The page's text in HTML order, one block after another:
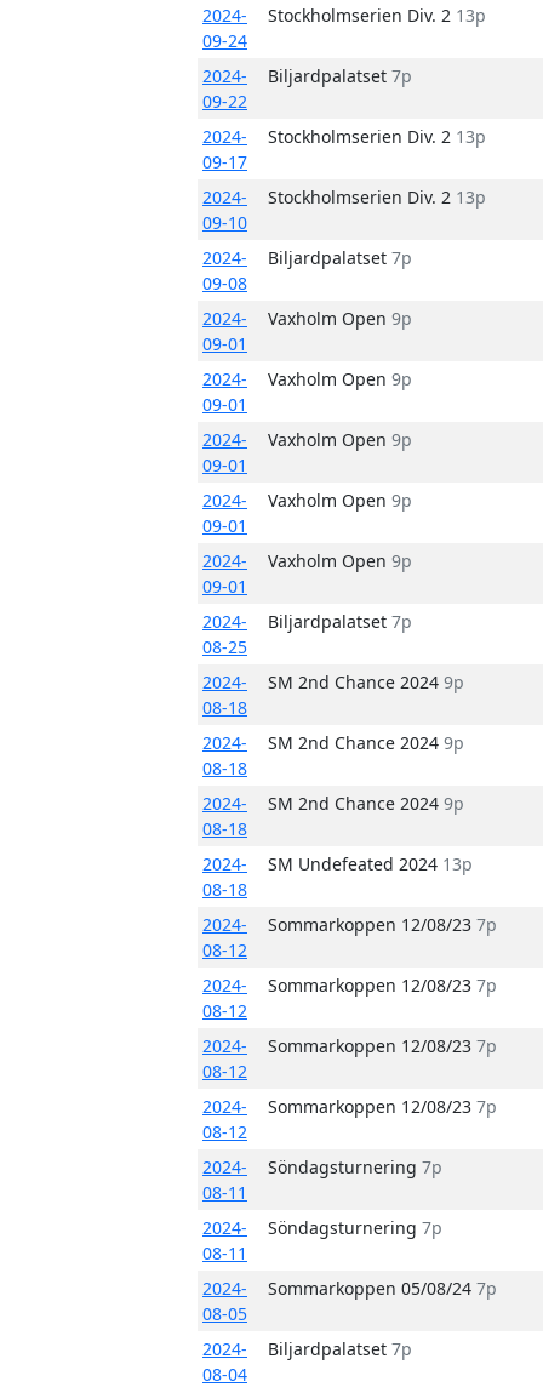
2024-
09-24
Stockholmserien Div. 2 13p
2024-
09-22
Biljardpalatset 7p
2024-
09-17
Stockholmserien Div. 2 13p
2024-
09-10
Stockholmserien Div. 2 13p
2024-
09-08
Biljardpalatset 7p
2024-
09-01
Vaxholm Open 9p
2024-
09-01
Vaxholm Open 9p
2024-
09-01
Vaxholm Open 9p
2024-
09-01
Vaxholm Open 9p
2024-
09-01
Vaxholm Open 9p
2024-
08-25
Biljardpalatset 7p
2024-
08-18
SM 2nd Chance 2024 9p
2024-
08-18
SM 2nd Chance 2024 9p
2024-
08-18
SM 2nd Chance 2024 9p
2024-
08-18
SM Undefeated 2024 13p
2024-
08-12
Sommarkoppen 12/08/23 7p
2024-
08-12
Sommarkoppen 12/08/23 7p
2024-
08-12
Sommarkoppen 12/08/23 7p
2024-
08-12
Sommarkoppen 12/08/23 7p
2024-
08-11
Söndagsturnering 7p
2024-
08-11
Söndagsturnering 7p
2024-
08-05
Sommarkoppen 05/08/24 7p
2024-
08-04
Biljardpalatset 7p